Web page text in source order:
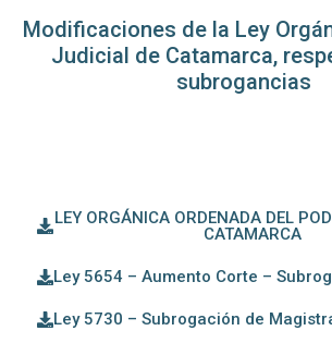
Modificaciones de la Ley
Judicial de Catamarca,
subrogancias
LEY ORGÁNICA ORDENADA DEL
CATAMARCA
Ley 5654 – Aumento Corte –
Ley 5730 – Subrogación de